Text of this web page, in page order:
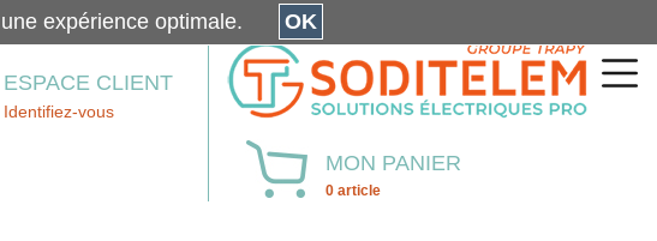
ESPACE CLIENT
Identifiez-vous
MON PANIER
0 article
une expérience optimale. OK